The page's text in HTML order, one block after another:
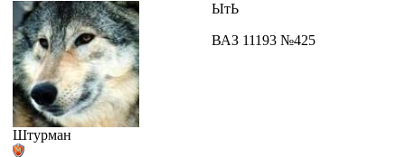
Штурман
ЫтЬ
ВАЗ 11193 №425